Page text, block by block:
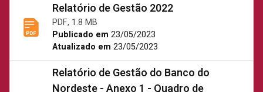
Relatório de Gestão 2022
PDF, 1.8 MB
Publicado em 23/05/2023
Atualizado em 23/05/2023
Relatório de Gestão do Banco do
Nordeste - Anexo 1 - Quadro de